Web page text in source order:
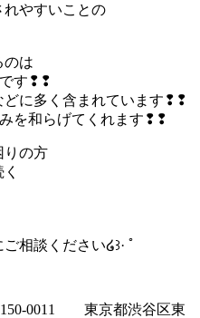
やすいことの
のは
です❢❢
どに多く含まれています❢❢
を和らげてくれます❢❢
りの方
相談ください໒꒱· ﾟ
0011 東京都渋谷区東